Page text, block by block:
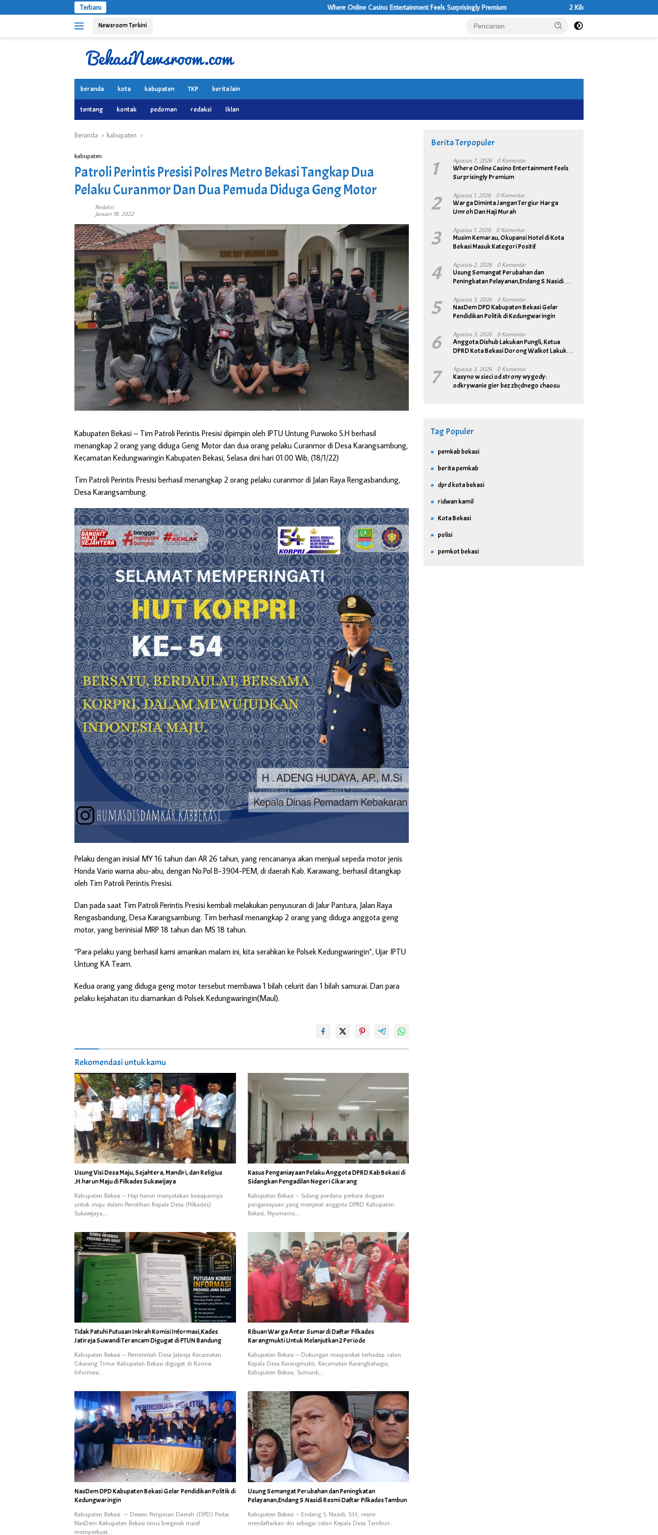
ke
Terbaru Where Online Casino Entertainment Feels Surprisingly Premium 2 Kilo Ganja di Amankan Dsri Tangan Dua
Newsroom Terkini
beranda kota kabupaten TKP berita lain
tentang kontak pedoman redaksi Iklan
Beranda kabupaten
kabupaten
Patroli Perintis Presisi Polres Metro Bekasi Tangkap Dua
Pelaku Curanmor Dan Dua Pemuda Diduga Geng Motor
Redaksi
Januari 18, 2022
Kabupaten Bekasi – Tim Patroli Perintis Presisi dipimpin oleh IPTU Untung Purwoko S.H berhasil
menangkap 2 orang yang diduga Geng Motor dan dua orang pelaku Curanmor di Desa Karangsambung,
Kecamatan Kedungwaringin Kabupaten Bekasi, Selasa dini hari 01.00 Wib, (18/1/22)
Tim Patroli Perintis Presisi berhasil menangkap 2 orang pelaku curanmor di Jalan Raya Rengasbandung,
Desa Karangsambung.
Pelaku dengan inisial MY 16 tahun dan AR 26 tahun, yang rencananya akan menjual sepeda motor jenis
Honda Vario warna abu-abu, dengan No.Pol B-3904-PEM, di daerah Kab. Karawang, berhasil ditangkap
oleh Tim Patroli Perintis Presisi.
Dan pada saat Tim Patroli Perintis Presisi kembali melakukan penyusuran di Jalur Pantura, Jalan Raya
Rengasbandung, Desa Karangsambung. Tim berhasil menangkap 2 orang yang diduga anggota geng
motor, yang berinisial MRP 18 tahun dan MS 18 tahun.
“Para pelaku yang berhasil kami amankan malam ini, kita serahkan ke Polsek Kedungwaringin”, Ujar IPTU
Untung KA Team.
Kedua orang yang diduga geng motor tersebut membawa 1 bilah celurit dan 1 bilah samurai. Dan para
pelaku kejahatan itu diamankan di Polsek Kedungwaringin(Maul).
Rekomendasi untuk kamu
Usung Visi Desa Maju, Sejahtera, Mandiri, dan Religius
,H.harun Maju di Pilkades Sukawijaya
Kabupaten Bekasi – Haji harun menyatakan kesiapannya
untuk maju dalam Pemilihan Kepala Desa (Pilkades)
Sukawijaya,…
Kasus Penganiayaan Pelaku Anggota DPRD Kab Bekasi di
Sidangkan Pengadilan Negeri Cikarang
Kabupaten Bekasi – Sidang perdana perkara dugaan
penganiayaan yang menjerat anggota DPRD Kabupaten
Bekasi, Nyumarno,…
Tidak Patuhi Putusan Inkrah Komisi Informasi,Kades
Jatireja Suwandi Terancam Digugat di PTUN Bandung
Kabupaten Bekasi – Pemerintah Desa Jatireja Kecamatan
Cikarang Timur Kabupaten Bekasi digugat di Komisi
Informasi…
Ribuan Warga Antar Sumardi Daftar Pilkades
Karangmukti Untuk Melanjutkan 2 Periode
Kabupaten Bekasi – Dukungan masyarakat terhadap calon
Kepala Desa Karangmukti, Kecamatan Karangbahagia,
Kabupaten Bekasi, Sumardi,…
NasDem DPD Kabupaten Bekasi Gelar Pendidikan Politik di
Kedungwaringin
Kabupaten Bekasi – Dewan Pimpinan Daerah (DPD) Partai
NasDem Kabupaten Bekasi terus bergerak masif
memperkuat…
Usung Semangat Perubahan dan Peningkatan
Pelayanan,Endang S.Nasidi Resmi Daftar Pilkades Tambun
Kabupaten Bekasi – Endang S. Nasidi, S.H., resmi
mendaftarkan diri sebagai calon Kepala Desa Tambun…
Berita Terpopuler
1 Agustus 7, 2026 0 Komentar
Where Online Casino Entertainment Feels
Surprisingly Premium
2 Agustus 1, 2026 0 Komentar
Warga Diminta Jangan Tergiur Harga
Umroh Dan Haji Murah
3 Agustus 1, 2026 0 Komentar
Musim Kemarau, Okupansi Hotel di Kota
Bekasi Masuk Kategori Positif
4 Agustus 2, 2026 0 Komentar
Usung Semangat Perubahan dan
Peningkatan Pelayanan,Endang S.Nasidi
5 Agustus 3, 2026 0 Komentar
NasDem DPD Kabupaten Bekasi Gelar
Pendidikan Politik di Kedungwaringin
6 Agustus 3, 2026 0 Komentar
Anggota Dishub Lakukan Pungli, Ketua
DPRD Kota Bekasi Dorong Walkot Lakukan
7 Agustus 3, 2026 0 Komentar
Kasyno w sieci od strony wygody:
odkrywanie gier bez zbędnego chaosu
Tag Populer
pemkab bekasi
berita pemkab
dprd kota bekasi
ridwan kamil
Kota Bekasi
polisi
pemkot bekasi